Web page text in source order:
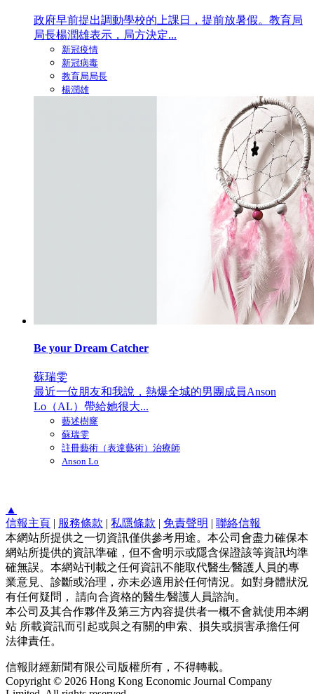
政府早前提出調動學校的上課日，提前放暑假。教育局
局長楊潤雄表示，局方決定...
新冠疫情
新冠病毒
教育局局長
楊潤雄
Be your Dream Catcher
蘇瑞雯
最近一位朋友和我說，熱爆全城的男團成員Anson
Lo（AL）帶給她很大...
藝述樹窿
蘇瑞雯
註冊藝術（表達藝術）治療師
Anson Lo
▲
信報主頁 | 服務條款 | 私隱條款 | 免責聲明 | 聯絡信報
本網站所提供之一切資訊僅供參考用途。本公司會盡力確保本
網站所提供的資訊準確，但不會明示或隱含保證該等資訊均準
確無誤。本網站刊載之任何資訊不能取代醫生∕醫護人員的專
業意見、診斷或治理，亦未必適用於任何情況。如對身體狀況
有任何疑問， 請向合資格的醫生∕醫護人員諮詢。
本公司及其合作夥伴及第三方內容提供者一概不會就使用本網
站 所載資訊而引起或與之有關的申索、損失或損害承擔任何
法律責任。
信報財經新聞有限公司版權所有，不得轉載。
Copyright © 2026 Hong Kong Economic Journal Company